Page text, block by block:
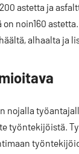
astetta ja
noin160
alhaalta ja
nojalla
työntekijöistä.